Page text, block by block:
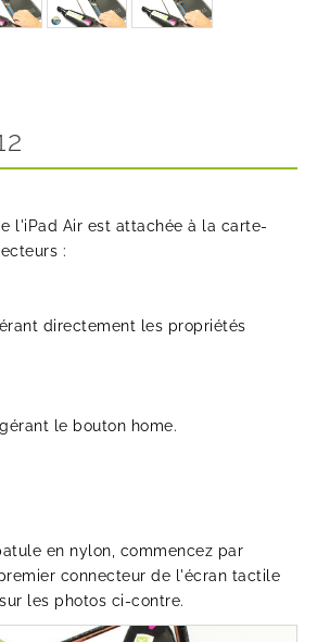
l'iPad Air est attachée à la carte-
:
directement les propriétés
le bouton home.
en nylon, commencez par
connecteur de l'écran tactile
les photos ci-contre.